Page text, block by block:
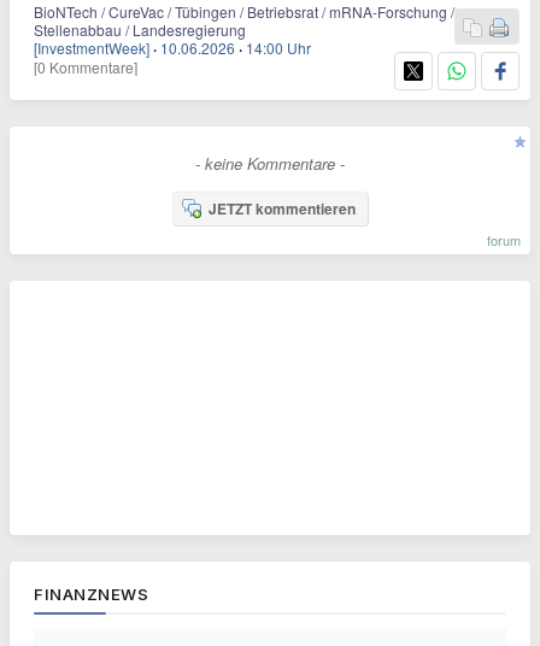
BioNTech / CureVac / Tübingen / Betriebsrat / mRNA-Forschung /
Stellenabbau / Landesregierung
[InvestmentWeek] · 10.06.2026 · 14:00 Uhr
[0 Kommentare]
- keine Kommentare -
JETZT kommentieren
forum
FINANZNEWS